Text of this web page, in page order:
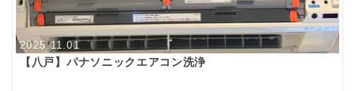
2025.11.01
【八戸】パナソニックエアコン洗浄